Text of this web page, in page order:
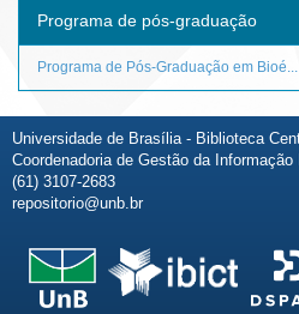
Programa de pós-graduação
Programa de Pós-Graduação em Bioé...
Universidade de Brasília - Biblioteca
Coordenadoria de Gestão da Informação
(61) 3107-2683
repositorio@unb.br